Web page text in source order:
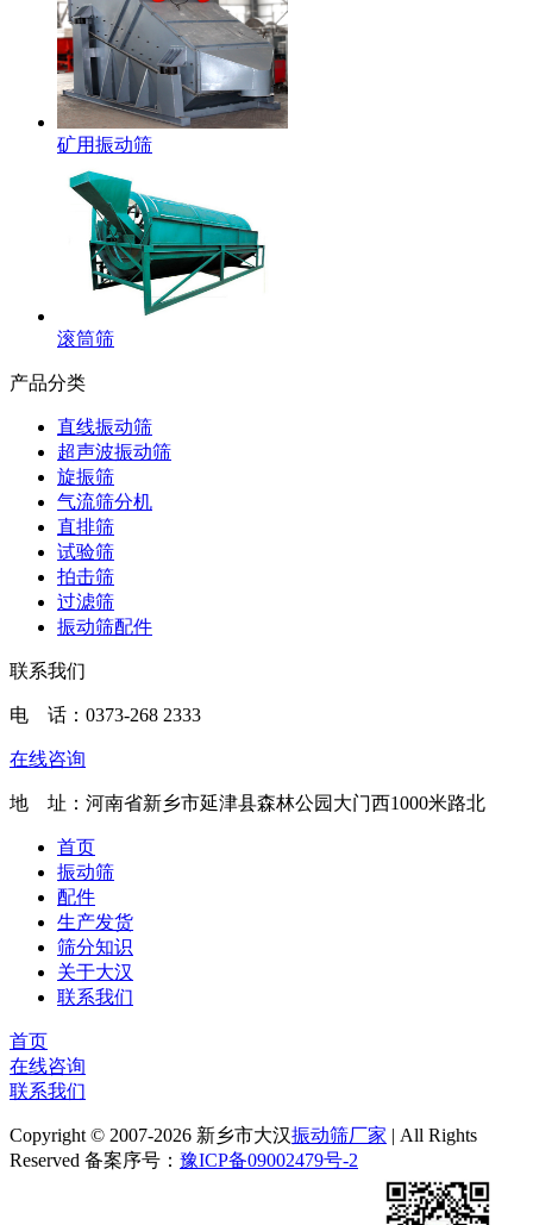
矿用振动筛
滚筒筛
产品分类
直线振动筛
超声波振动筛
旋振筛
气流筛分机
直排筛
试验筛
拍击筛
过滤筛
振动筛配件
联系我们
电 话： 0373-268 2333
在线咨询
地 址：河南省新乡市延津县森林公园大门西1000米路北
首页
振动筛
配件
生产发货
筛分知识
关于大汉
联系我们
首页
在线咨询
联系我们
Copyright © 2007-2026 新乡市大汉振动筛厂家 | All Rights
Reserved 备案序号： 豫ICP备09002479号-2